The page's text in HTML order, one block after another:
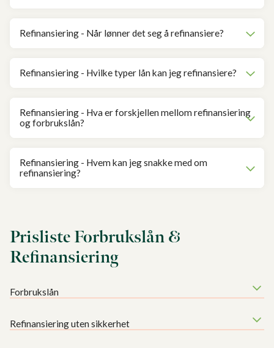
Refinansiering - Når lønner det seg å refinansiere?
Refinansiering - Hvilke typer lån kan jeg refinansiere?
Refinansiering - Hva er forskjellen mellom refinansiering
og forbrukslån?
Refinansiering - Hvem kan jeg snakke med om
refinansiering?
Prisliste Forbrukslån &
Refinansiering
Forbrukslån
Refinansiering uten sikkerhet